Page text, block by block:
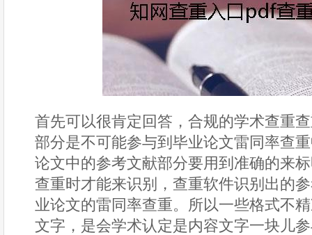
首先可以很肯定回答，合规的学术查重
部分是不可能参与到毕业论文雷同率查
论文中的参考文献部分要用到准确的来
查重时才能来识别，查重软件识别出的
业论文的雷同率查重。所以一些格式不
文字，是会学术认定是内容文字一块儿